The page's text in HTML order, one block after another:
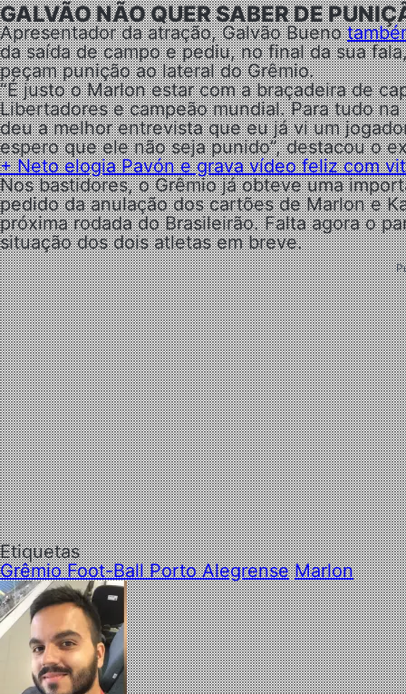
GALVÃO NÃO QUER SABER DE
Apresentador da atração, Galvão Bueno
da saída de campo e pediu, no final da sua
peçam punição ao lateral do Grêmio.
“É justo o Marlon estar com a braçadeira de
Libertadores e campeão mundial. Para tudo
deu a melhor entrevista que eu já vi um
espero que ele não seja punido”, destacou o
+ Neto elogia Pavón e grava vídeo feliz com
Nos bastidores, o Grêmio já obteve uma
pedido da anulação dos cartões de Marlon e
próxima rodada do Brasileirão. Falta agora o
situação dos dois atletas em breve.
Etiquetas
Grêmio Foot-Ball Porto Alegrense Marlon